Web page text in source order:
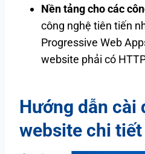
Nền tảng cho các
công nghệ tiên tiến
Progressive Web
website phải có
Hướng dẫn cài
website chi tiết